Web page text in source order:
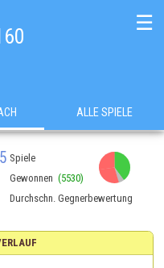
☰
ALLE SPIELE
Spiele
Gewonnen (5530)
Durchschn. Gegnerbewertung